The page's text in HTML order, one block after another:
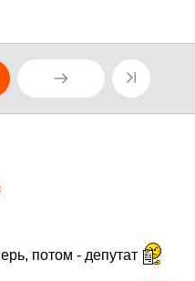
потом - депутат